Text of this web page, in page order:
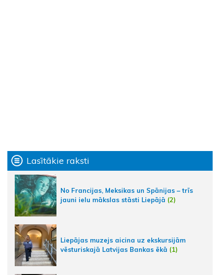
Lasītākie raksti
No Francijas, Meksikas un Spānijas – trīs
jauni ielu mākslas stāsti Liepājā (2)
Liepājas muzejs aicina uz ekskursijām
vēsturiskajā Latvijas Bankas ēkā (1)